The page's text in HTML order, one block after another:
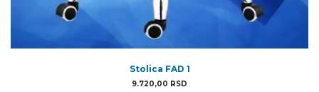
Stolica FAD 1
9.720,00 RSD